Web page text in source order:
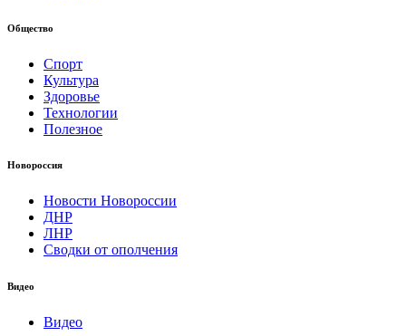
Общество
Спорт
Культура
Здоровье
Технологии
Полезное
Новороссия
Новости Новороссии
ДНР
ЛНР
Сводки от ополчения
Видео
Видео